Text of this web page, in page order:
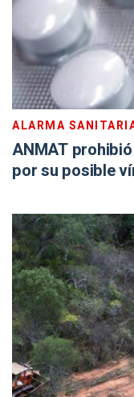
ALARMA
ANMAT
por su posible